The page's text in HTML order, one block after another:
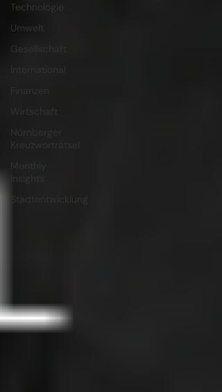
Technologie
Umwelt
Gesellschaft
Nürnberger
Kreuzworträtsel
Insights
Stadtentwicklung